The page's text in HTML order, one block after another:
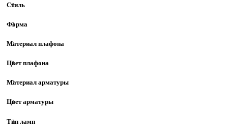
Стиль
Форма
Материал плафона
Цвет плафона
Материал арматуры
Цвет арматуры
Тип ламп